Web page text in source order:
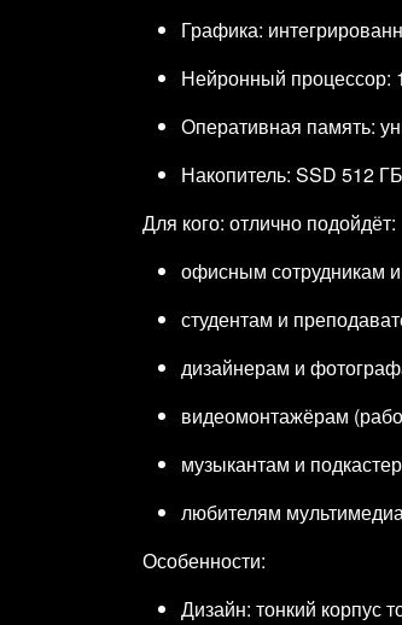
Графика:
Нейронный процессор:
Оперативная память:
Накопитель: SSD 512
Для кого: отлично подойдёт:
офисным сотрудникам
студентам и
дизайнерам и
видеомонтажёрам
музыкантам и
любителям
Особенности:
Дизайн: тонкий корпус